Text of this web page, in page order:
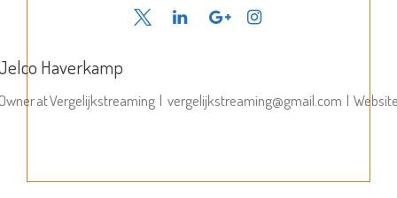
Haverkamp
atVergelijkstreaming | vergelijkstreaming@gmail.com |